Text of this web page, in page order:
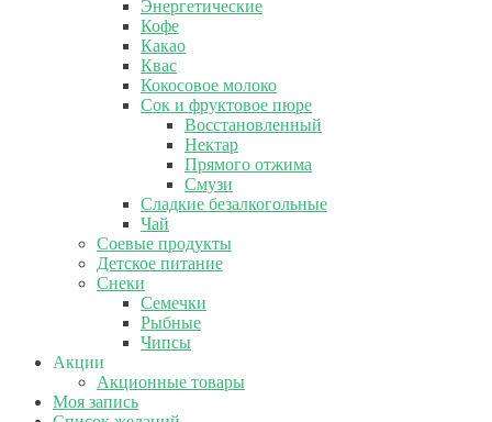
Энергетические
Кофе
Какао
Квас
Кокосовое молоко
Сок и фруктовое пюре
Восстановленный
Нектар
Прямого отжима
Смузи
Сладкие безалкогольные
Чай
Соевые продукты
Детское питание
Снеки
Семечки
Рыбные
Чипсы
Акции
Акционные товары
Моя запись